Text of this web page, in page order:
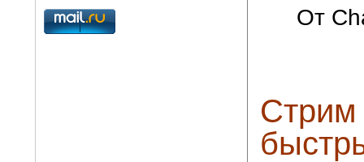
От
Стрим